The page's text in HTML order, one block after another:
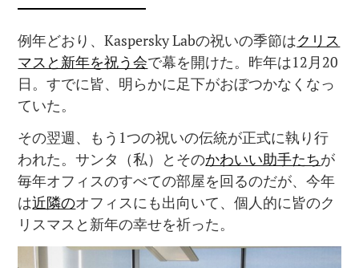
例年どおり、Kaspersky Labの祝いの季節はクリス
マスと新年を祝う会で幕を開けた。昨年は12月20
日。すでに皆、明らかに足下がおぼつかなくなっ
ていた。
その翌週、もう1つの祝いの伝統が正式に執り行
われた。サンタ（私）とそのかわいい助手たちが
毎年オフィスのすべての部屋を回るのだが、今年
は近隣のオフィスにも出向いて、個人的に皆のク
リスマスと新年の幸せを祈った。